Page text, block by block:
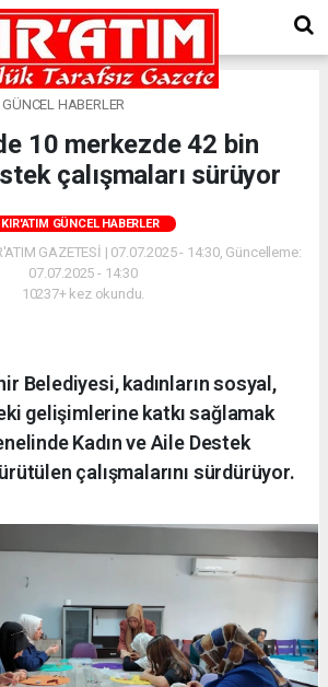
HABERLER
10 merkezde 42 bin
çalışmaları sürüyor
KIR'ATIM GÜNCEL HABERLER
GAZETESİ | 07.07.2025 - 14:30, Güncelleme:
07.07.2025 - 14:30
10237+ kez okundu.
Belediyesi, kadınların sosyal,
gelişimlerine katkı sağlamak
Kadın ve Aile Destek
çalışmalarını sürdürüyor.